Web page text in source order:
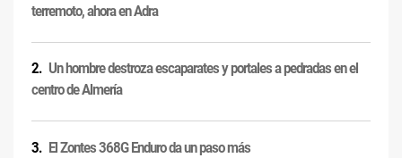
terremoto, ahora en Adra
Un hombre destroza escaparates y portales a pedradas en el
centro de Almería
El Zontes 368G Enduro da un paso más